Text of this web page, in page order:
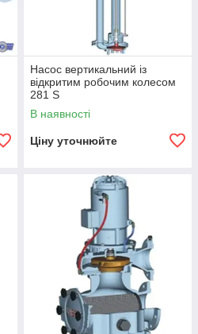
Насос вертикальний із
відкритим робочим колесом
281 S
В наявності
Ціну уточнюйте